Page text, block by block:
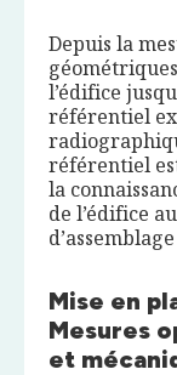
Depuis la
l’édifice
référentiel
référentiel
la
de l’édifice
Mise en
Mesures
et